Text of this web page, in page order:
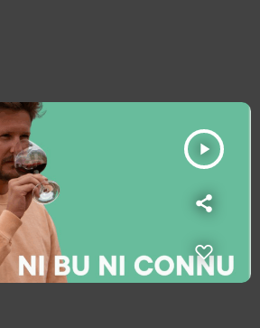
play_arrow